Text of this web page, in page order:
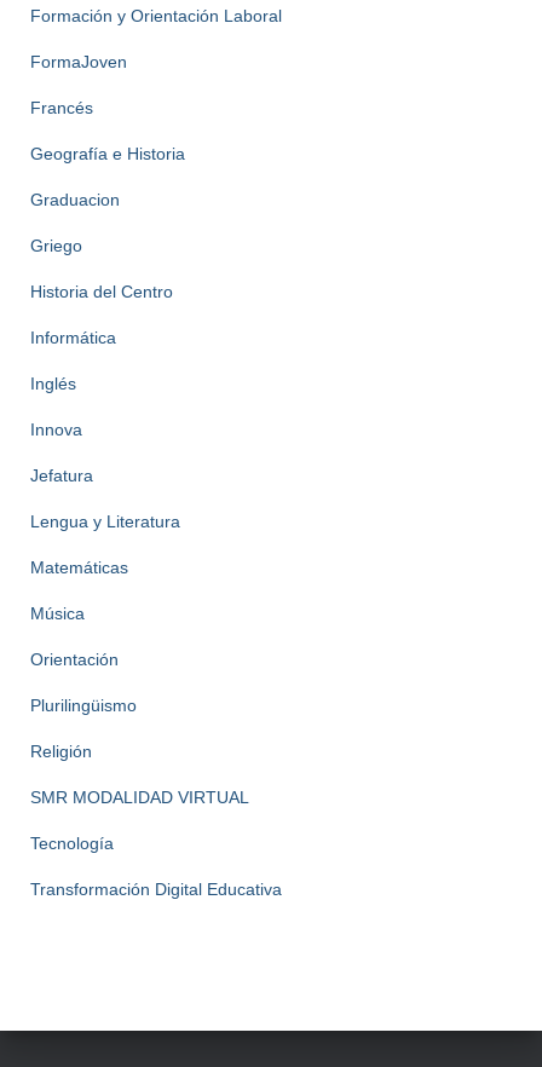
Formación y Orientación Laboral
FormaJoven
Francés
Geografía e Historia
Graduacion
Griego
Historia del Centro
Informática
Inglés
Innova
Jefatura
Lengua y Literatura
Matemáticas
Música
Orientación
Plurilingüismo
Religión
SMR MODALIDAD VIRTUAL
Tecnología
Transformación Digital Educativa